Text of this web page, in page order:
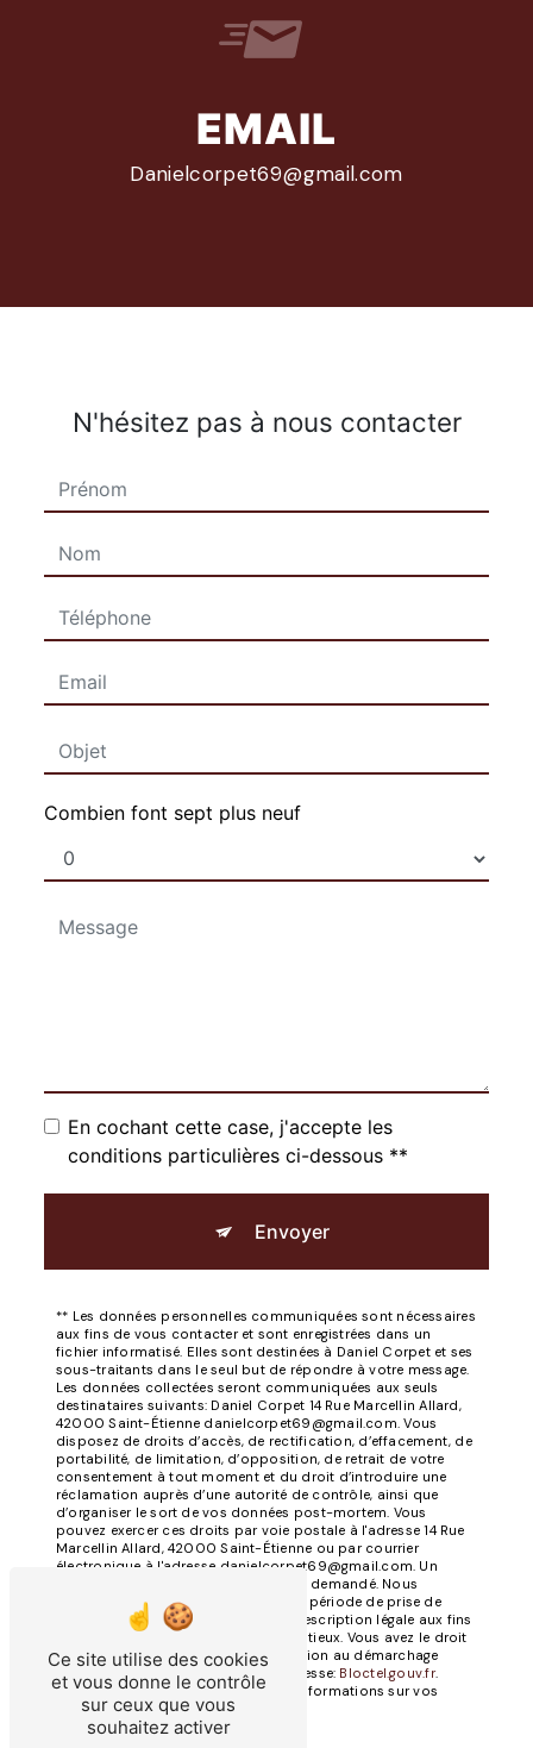
EMAIL
danielcorpet69@gmail.com
N'hésitez pas à nous contacter
Combien font sept plus neuf
En cochant cette case, j'accepte les
conditions particulières ci-dessous **
Envoyer
** Les données personnelles communiquées sont nécessaires
aux fins de vous contacter et sont enregistrées dans un
fichier informatisé. Elles sont destinées à Daniel Corpet et ses
sous-traitants dans le seul but de répondre à votre message.
Les données collectées seront communiquées aux seuls
destinataires suivants: Daniel Corpet 14 Rue Marcellin Allard,
42000 Saint-Étienne danielcorpet69@gmail.com. Vous
disposez de droits d’accès, de rectification, d’effacement, de
portabilité, de limitation, d’opposition, de retrait de votre
consentement à tout moment et du droit d’introduire une
réclamation auprès d’une autorité de contrôle, ainsi que
d’organiser le sort de vos données post-mortem. Vous
pouvez exercer ces droits par voie postale à l'adresse 14 Rue
Marcellin Allard, 42000 Saint-Étienne ou par courrier
électronique à l'adresse danielcorpet69@gmail.com. Un
justificatif d'identité pourra vous être demandé. Nous
conservons vos données pendant la période de prise de
contact puis pendant la durée de prescription légale aux fins
probatoires et de gestion des contentieux. Vous avez le droit
de vous inscrire sur la liste d'opposition au démarchage
téléphonique, disponible à cette adresse:
Bloctel.gouv.fr.
Consultez le site cnil.fr pour plus d’informations sur vos
droits.
Ce site utilise des cookies
et vous donne le contrôle
sur ceux que vous
souhaitez activer